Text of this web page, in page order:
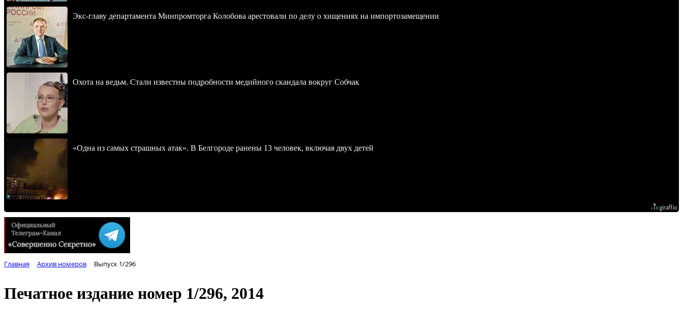
Экс-главу департамента Минпромторга Колобова арестовали по делу о хищениях на импортозамещении
Охота на ведьм. Стали известны подробности медийного скандала вокруг Собчак
«Одна из самых страшных атак». В Белгороде ранены 13 человек, включая двух детей
Главная Архив номеров Выпуск 1/296
Печатное издание номер 1/296, 2014